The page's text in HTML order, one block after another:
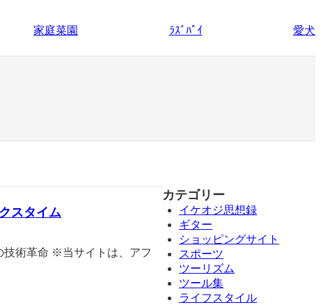
家庭菜園 ﾗｽﾞﾊﾟｲ 愛犬
スタイム
術革命 ※当サイトは、アフ
カテゴリー
イケオジ思想録
ギター
ショッピングサイト
スポーツ
ツーリズム
ツール集
ライフスタイル